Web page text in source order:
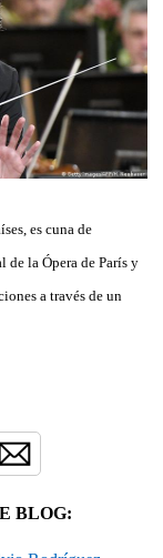
es cuna de
de la Ópera de París y
a través de un
BLOG: